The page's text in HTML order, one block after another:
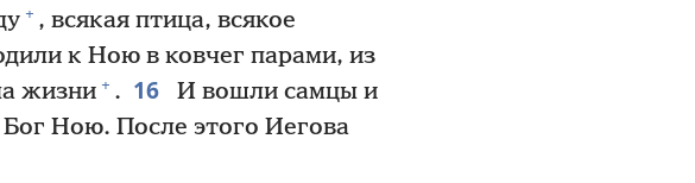
+ , всякая птица, всякое
к Ною в ковчег парами, из
жизни + . 16
И вошли самцы и
Ною. После этого Иегова